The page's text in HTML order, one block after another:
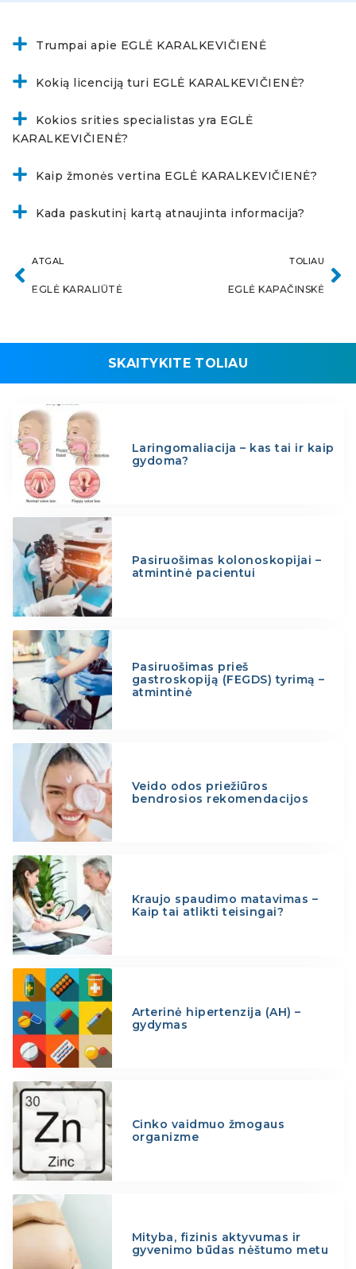
Trumpai apie EGLĖ KARALKEVIČIENĖ
Kokią licenciją turi EGLĖ KARALKEVIČIENĖ?
Kokios srities specialistas yra EGLĖ
KARALKEVIČIENĖ?
Kaip žmonės vertina EGLĖ KARALKEVIČIENĖ?
Kada paskutinį kartą atnaujinta informacija?
ATGAL
EGLĖ KARALIŪTĖ
TOLIAU
EGLĖ KAPAČINSKĖ
SKAITYKITE TOLIAU
Laringomaliacija – kas tai ir kaip
gydoma?
Pasiruošimas kolonoskopijai –
atmintinė pacientui
Pasiruošimas prieš
gastroskopiją (FEGDS) tyrimą –
atmintinė
Veido odos priežiūros
bendrosios rekomendacijos
Kraujo spaudimo matavimas –
Kaip tai atlikti teisingai?
Arterinė hipertenzija (AH) –
gydymas
Cinko vaidmuo žmogaus
organizme
Mityba, fizinis aktyvumas ir
gyvenimo būdas nėštumo metu